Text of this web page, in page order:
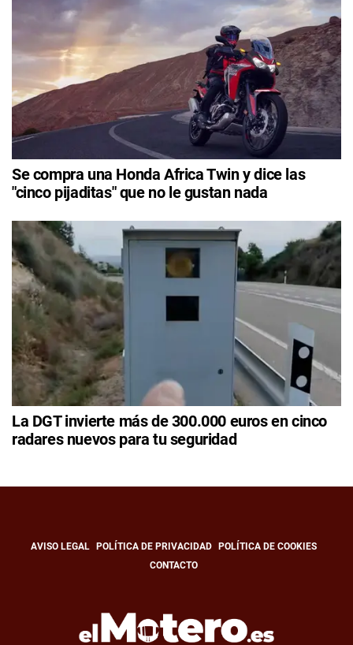
Se compra una Honda Africa Twin y dice las
"cinco pijaditas" que no le gustan nada
La DGT invierte más de 300.000 euros en cinco
radares nuevos para tu seguridad
AVISO LEGAL POLÍTICA DE PRIVACIDAD
POLÍTICA DE COOKIES
CONTACTO